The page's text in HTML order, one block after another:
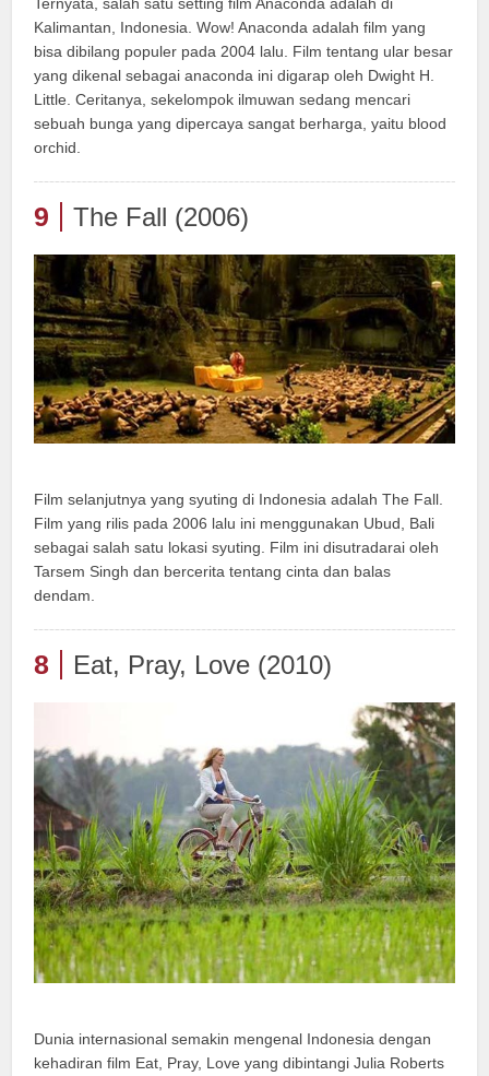
Ternyata, salah satu setting film Anaconda adalah di
Kalimantan, Indonesia. Wow! Anaconda adalah film yang
bisa dibilang populer pada 2004 lalu. Film tentang ular besar
yang dikenal sebagai anaconda ini digarap oleh Dwight H.
Little. Ceritanya, sekelompok ilmuwan sedang mencari
sebuah bunga yang dipercaya sangat berharga, yaitu blood
orchid.
9 The Fall (2006)
Film selanjutnya yang syuting di Indonesia adalah The Fall.
Film yang rilis pada 2006 lalu ini menggunakan Ubud, Bali
sebagai salah satu lokasi syuting. Film ini disutradarai oleh
Tarsem Singh dan bercerita tentang cinta dan balas
dendam.
8 Eat, Pray, Love (2010)
Dunia internasional semakin mengenal Indonesia dengan
kehadiran film Eat, Pray, Love yang dibintangi Julia Roberts